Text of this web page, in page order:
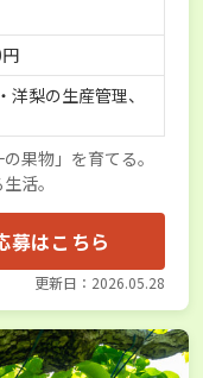
梨の生産管理、
果物」を育てる。
活。
募はこちら
更新日：2026.05.28